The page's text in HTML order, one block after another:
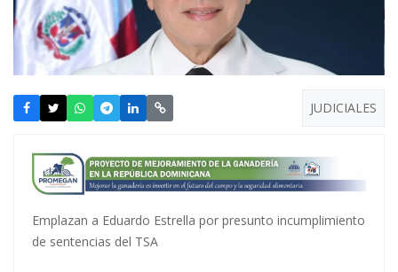
JUDICIALES
Emplazan a Eduardo Estrella por presunto incumplimiento
de sentencias del TSA